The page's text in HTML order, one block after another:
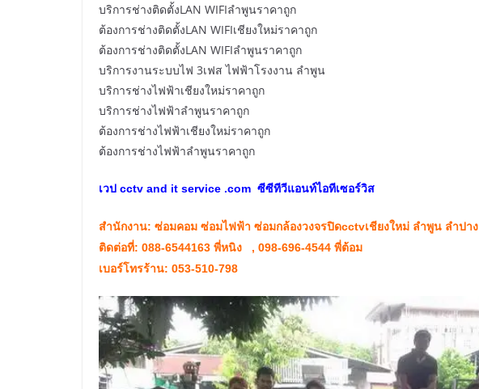
บริการช่างติดตั้งLAN WIFIลำพูนราคาถูก
ต้องการช่างติดตั้งLAN WIFIเชียงใหม่ราคาถูก
ต้องการช่างติดตั้งLAN WIFIลำพูนราคาถูก
บริการงานระบบไฟ 3เฟส ไฟฟ้าโรงงาน ลำพูน
บริการช่างไฟฟ้าเชียงใหม่ราคาถูก
บริการช่างไฟฟ้าลำพูนราคาถูก
ต้องการช่างไฟฟ้าเชียงใหม่ราคาถูก
ต้องการช่างไฟฟ้าลำพูนราคาถูก
เวป cctv and it service .com ซีซีทีวีแอนท์ไอทีเซอร์วิส
สำนักงาน: ซ่อมคอม ซ่อมไฟฟ้า ซ่อมกล้องวงจรปิดcctvเชียงใหม่ ลำพูน ลำปาง
ติดต่อที่: 088-6544163 พี่หนิง , 098-696-4544 พี่ต้อม
เบอร์โทรร้าน: 053-510-798